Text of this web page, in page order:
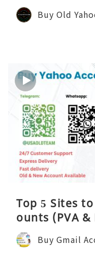
Buy Old
Top 5 Sites
ounts (PVA &
Buy Gmail